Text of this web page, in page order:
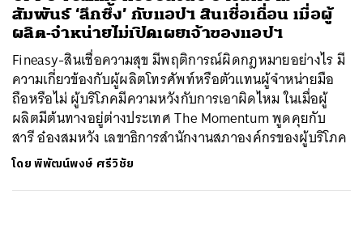
สัมพันธ์ ‘ลึกซึ้ง’ กับแอปฯ สินเชื่อเถื่อน เมื่อผู้
ผลิต-จำหน่ายไม่เปิดเผยเจ้าของแอปฯ
Fineasy-สินเชื่อความสุข มีพฤติการณ์ผิดกฎหมายอย่างไร มี
ความเกี่ยวข้องกับผู้ผลิตโทรศัพท์หรือตัวแทนผู้จำหน่ายมือ
ถือหรือไม่ ผู้บริโภคมีความหวังกับการเอาผิดไหม ในเมื่อผู้
ผลิตมีต้นทางอยู่ต่างประเทศ The Momentum พูดคุยกับ
สารี อ๋องสมหวัง เลขาธิการสำนักงานสภาองค์กรของผู้บริโภค
โดยพิพัฒน์พงษ์ ศรีวิชัย